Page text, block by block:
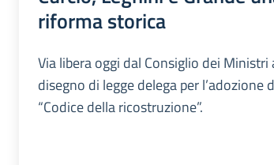
riforma storica
Via libera oggi dal Consiglio dei Ministri
disegno di legge delega per l’adozione
“Codice della ricostruzione”.